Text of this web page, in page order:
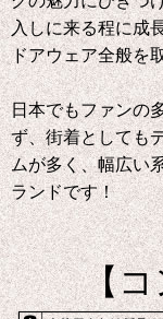
入しに来る程に成
ドアウェア全般を
日本でもファンの
ず、街着としても
ムが多く、幅広い
ランドです！
【